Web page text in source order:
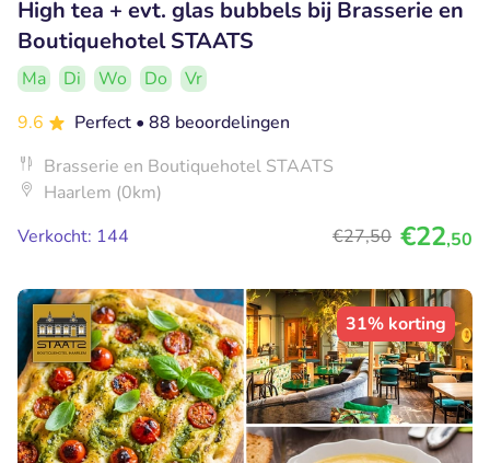
High tea + evt. glas bubbels bij Brasserie en
Boutiquehotel STAATS
Ma Di Wo Do
Vr
9.6
Perfect • 88 beoordelingen
Brasserie en Boutiquehotel STAATS
Haarlem (0km)
Verkocht: 144
€27,50 €22,50
31% korting